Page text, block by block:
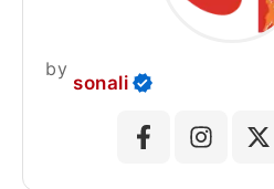
by
sonali